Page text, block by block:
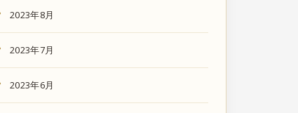
2023年8月
2023年7月
2023年6月